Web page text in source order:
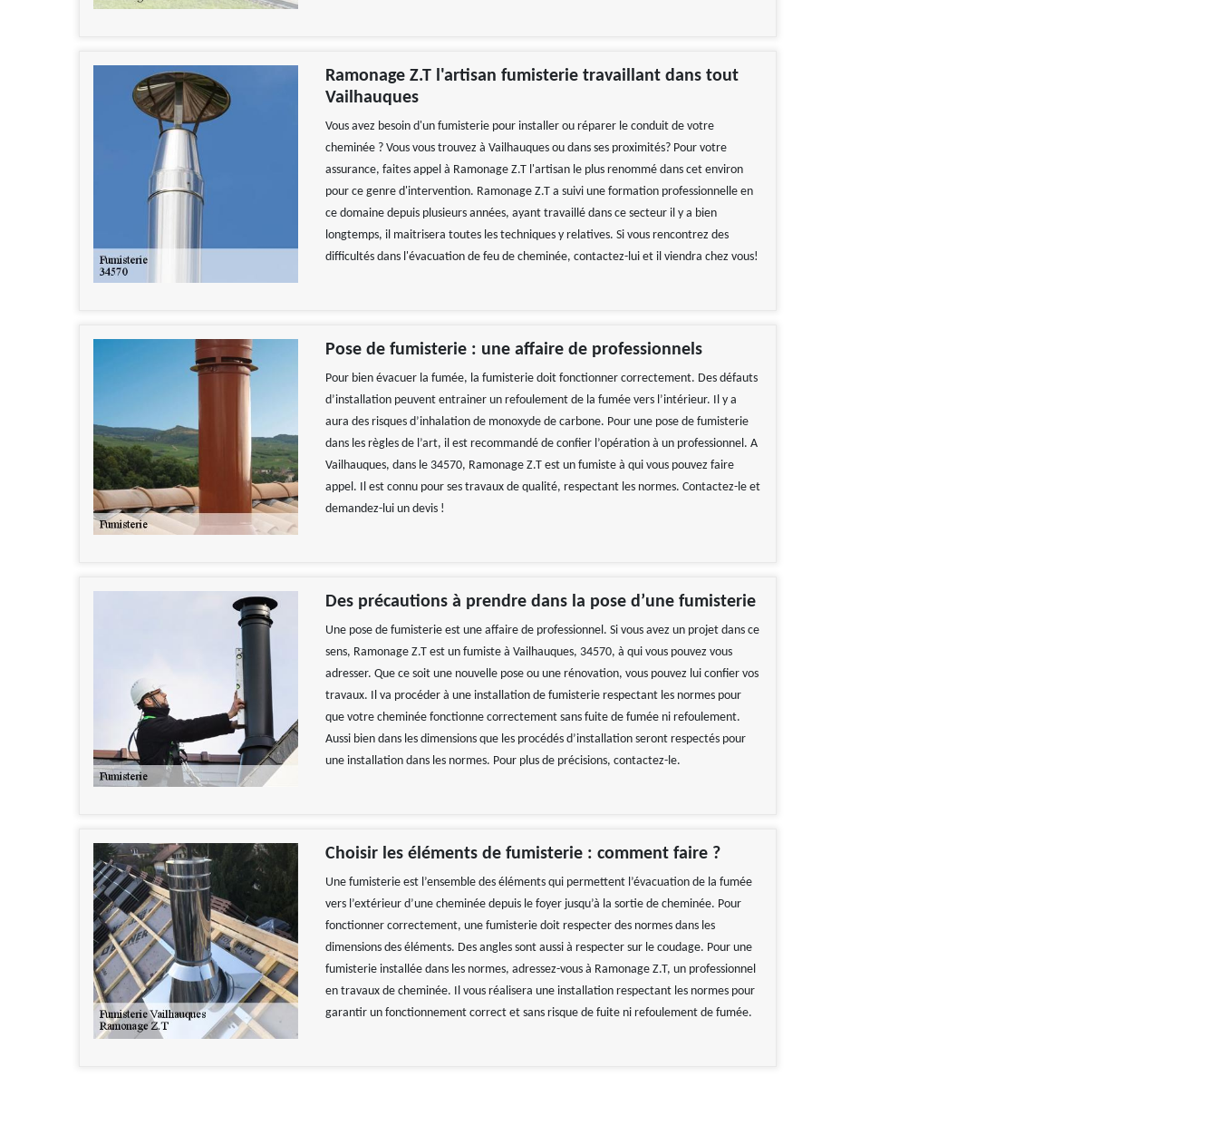
Ramonage Z.T l'artisan fumisterie travaillant dans tout
Vailhauques
Vous avez besoin d'un fumisterie pour installer ou réparer le conduit de votre
cheminée ? Vous vous trouvez à Vailhauques ou dans ses proximités? Pour votre
assurance, faites appel à Ramonage Z.T l'artisan le plus renommé dans cet environ
pour ce genre d'intervention. Ramonage Z.T a suivi une formation professionnelle en
ce domaine depuis plusieurs années, ayant travaillé dans ce secteur il y a bien
longtemps, il maitrisera toutes les techniques y relatives. Si vous rencontrez des
difficultés dans l'évacuation de feu de cheminée, contactez-lui et il viendra chez vous!
Pose de fumisterie : une affaire de professionnels
Pour bien évacuer la fumée, la fumisterie doit fonctionner correctement. Des défauts
d’installation peuvent entrainer un refoulement de la fumée vers l’intérieur. Il y a
aura des risques d’inhalation de monoxyde de carbone. Pour une pose de fumisterie
dans les règles de l’art, il est recommandé de confier l’opération à un professionnel. A
Vailhauques, dans le 34570, Ramonage Z.T est un fumiste à qui vous pouvez faire
appel. Il est connu pour ses travaux de qualité, respectant les normes. Contactez-le et
demandez-lui un devis !
Des précautions à prendre dans la pose d’une fumisterie
Une pose de fumisterie est une affaire de professionnel. Si vous avez un projet dans ce
sens, Ramonage Z.T est un fumiste à Vailhauques, 34570, à qui vous pouvez vous
adresser. Que ce soit une nouvelle pose ou une rénovation, vous pouvez lui confier vos
travaux. Il va procéder à une installation de fumisterie respectant les normes pour
que votre cheminée fonctionne correctement sans fuite de fumée ni refoulement.
Aussi bien dans les dimensions que les procédés d’installation seront respectés pour
une installation dans les normes. Pour plus de précisions, contactez-le.
Choisir les éléments de fumisterie : comment faire ?
Une fumisterie est l’ensemble des éléments qui permettent l’évacuation de la fumée
vers l’extérieur d’une cheminée depuis le foyer jusqu’à la sortie de cheminée. Pour
fonctionner correctement, une fumisterie doit respecter des normes dans les
dimensions des éléments. Des angles sont aussi à respecter sur le coudage. Pour une
fumisterie installée dans les normes, adressez-vous à Ramonage Z.T, un professionnel
en travaux de cheminée. Il vous réalisera une installation respectant les normes pour
garantir un fonctionnement correct et sans risque de fuite ni refoulement de fumée.